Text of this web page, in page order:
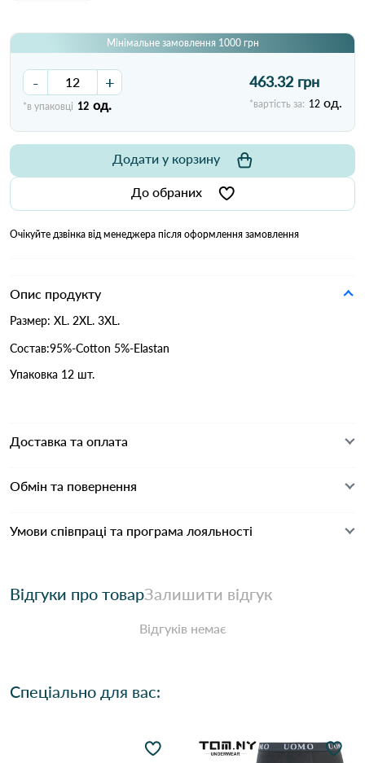
Мінімальне замовлення 1000 грн
- +
*в упаковці 12 од.
463.32 грн
*вартість за: 12 од.
До обраних
Додати у корзину
Очікуйте дзвінка від менеджера після оформлення замовлення
Опис продукту
Размер: XL. 2XL. 3XL.
Состав:95%-Cotton 5%-Elastan
Упаковка 12 шт.
Доставка та оплата
Обмін та повернення
Умови співпраці та програма лояльності
Відгуки про товарЗалишити відгук
Відгуків немає
Спеціально для вас: